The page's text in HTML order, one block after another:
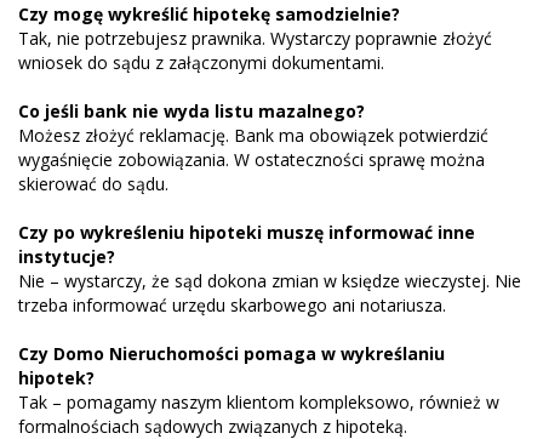
Czy mogę wykreślić hipotekę samodzielnie?
Tak, nie potrzebujesz prawnika. Wystarczy poprawnie złożyć
wniosek do sądu z załączonymi dokumentami.
Co jeśli bank nie wyda listu mazalnego?
Możesz złożyć reklamację. Bank ma obowiązek potwierdzić
wygaśnięcie zobowiązania. W ostateczności sprawę można
skierować do sądu.
Czy po wykreśleniu hipoteki muszę informować inne
instytucje?
Nie – wystarczy, że sąd dokona zmian w księdze wieczystej. Nie
trzeba informować urzędu skarbowego ani notariusza.
Czy Domo Nieruchomości pomaga w wykreślaniu
hipotek?
Tak – pomagamy naszym klientom kompleksowo, również w
formalnościach sądowych związanych z hipoteką.